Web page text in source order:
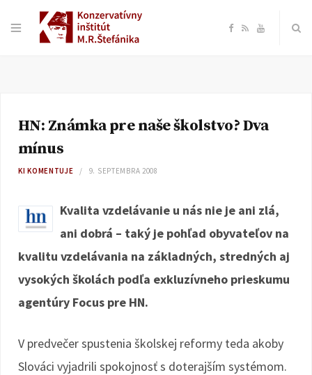
F
e
o
R Y
T
e
HN: Známka pre naše školstvo? Dva
mínus
KI KOMENTUJE 9. SEPTEMBRA 2008
Kvalita vzdelávanie u nás nie je ani zlá,
ani dobrá – taký je pohľad obyvateľov na
kvalitu vzdelávania na základných, stredných aj
vysokých školách podľa exkluzívneho prieskumu
agentúry Focus pre HN.
V predvečer spustenia školskej reformy teda akoby
Slováci vyjadrili spokojnosť s doterajším systémom.